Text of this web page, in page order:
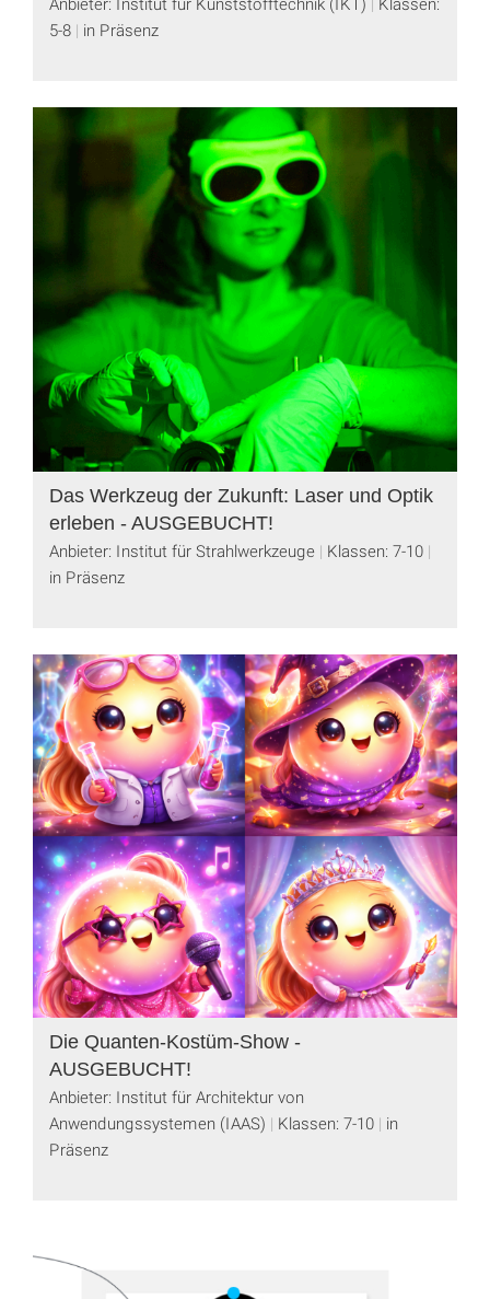
5-8 in Präsenz
Das Werkzeug der Zukunft: Laser und Optik
erleben - AUSGEBUCHT!
Anbieter: Institut für Strahlwerkzeuge Klassen: 7-10
in Präsenz
Die Quanten-Kostüm-Show -
AUSGEBUCHT!
Anbieter: Institut für Architektur von
Anwendungssystemen (IAAS)
Klassen: 7-10 in
Präsenz